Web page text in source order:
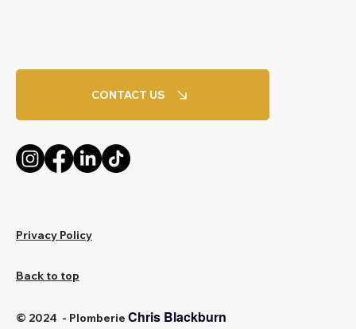
CONTACT US
Privacy Policy
Back to top
© 2024 - Plomberie Chris Blackburn